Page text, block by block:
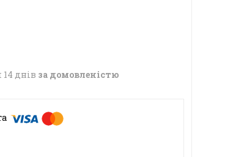
днів за домовленістю